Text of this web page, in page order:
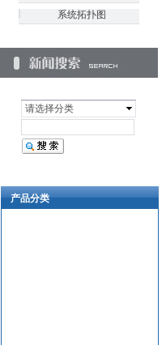
请选择分类
系统拓扑图
产品分类